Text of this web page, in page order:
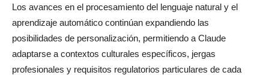
Los avances en el procesamiento del lenguaje natural y el
aprendizaje automático continúan expandiendo las
posibilidades de personalización, permitiendo a Claude
adaptarse a contextos culturales específicos, jergas
profesionales y requisitos regulatorios particulares de cada